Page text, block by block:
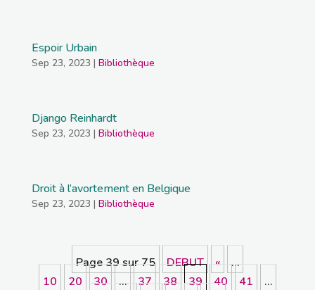
Espoir Urbain
Sep 23, 2023 | Bibliothèque
Django Reinhardt
Sep 23, 2023 | Bibliothèque
Droit à l’avortement en Belgique
Sep 23, 2023 | Bibliothèque
Page 39 sur 75 DEBUT «
…
10
20 30 … 37 38 39 40 41
…